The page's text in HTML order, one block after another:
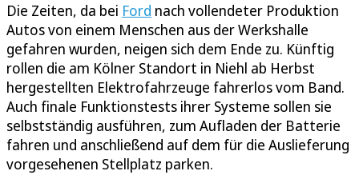
Die Zeiten, da bei Ford nach vollendeter Produktion
Autos von einem Menschen aus der Werkshalle
gefahren wurden, neigen sich dem Ende zu. Künftig
rollen die am Kölner Standort in Niehl ab Herbst
hergestellten Elektrofahrzeuge fahrerlos vom Band.
Auch finale Funktionstests ihrer Systeme sollen sie
selbstständig ausführen, zum Aufladen der Batterie
fahren und anschließend auf dem für die Auslieferung
vorgesehenen Stellplatz parken.